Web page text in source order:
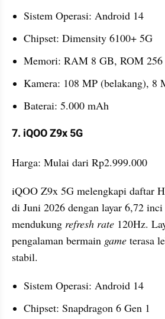
Sistem Operasi: Android 14
Chipset: Dimensity 6100+ 5G
Memori: RAM 8 GB, ROM 256
Kamera: 108 MP (belakang), 8
Baterai: 5.000 mAh
7. iQOO Z9x 5G
Harga: Mulai dari Rp2.999.000
iQOO Z9x 5G melengkapi daftar
di Juni 2026 dengan layar 6,72
mendukung refresh rate 120Hz.
pengalaman bermain game terasa
stabil.
Sistem Operasi: Android 14
Chipset: Snapdragon 6 Gen 1